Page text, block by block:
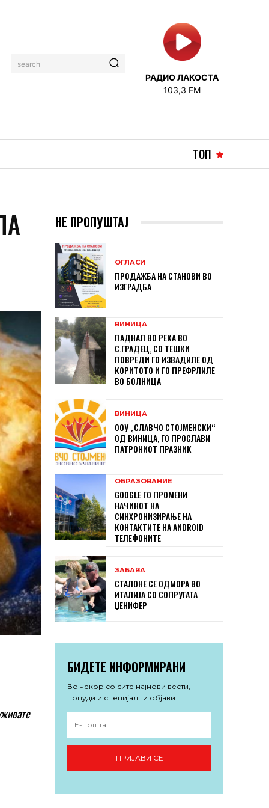
search
РАДИО ЛАКОСТА
103,3 FM
ТОП
НЕ ПРОПУШТАЈ
ОГЛАСИ
ПРОДАЖБА НА СТАНОВИ ВО
ИЗГРАДБА
ВИНИЦА
ПАДНАЛ ВО РЕКА ВО
С.ГРАДЕЦ, СО ТЕШКИ
ПОВРЕДИ ГО ИЗВАДИЛЕ ОД
КОРИТОТО И ГО ПРЕФРЛИЛЕ
ВО БОЛНИЦА
ВИНИЦА
ООУ „СЛАВЧО СТОЈМЕНСКИ“
ОД ВИНИЦА, ГО ПРОСЛАВИ
ПАТРОНИОТ ПРАЗНИК
ОБРАЗОВАНИЕ
GOOGLE ГО ПРОМЕНИ
НАЧИНОТ НА
СИНХРОНИЗИРАЊЕ НА
КОНТАКТИТЕ НА ANDROID
ТЕЛЕФОНИТЕ
ЗАБАВА
СТАЛОНЕ СЕ ОДМОРА ВО
ИТАЛИЈА СО СОПРУГАТА
ЏЕНИФЕР
БИДЕТЕ ИНФОРМИРАНИ
Во чекор со сите најнови вести,
понуди и специјални објави.
ПРИЈАВИ СЕ